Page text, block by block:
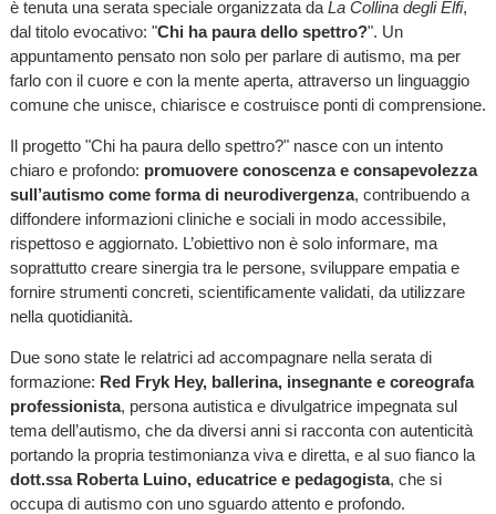
è tenuta una serata speciale organizzata da La Collina degli Elfi,
dal titolo evocativo: "Chi ha paura dello spettro?". Un
appuntamento pensato non solo per parlare di autismo, ma per
farlo con il cuore e con la mente aperta, attraverso un linguaggio
comune che unisce, chiarisce e costruisce ponti di comprensione.
Il progetto "Chi ha paura dello spettro?" nasce con un intento
chiaro e profondo: promuovere conoscenza e consapevolezza
sull’autismo come forma di neurodivergenza, contribuendo a
diffondere informazioni cliniche e sociali in modo accessibile,
rispettoso e aggiornato. L’obiettivo non è solo informare, ma
soprattutto creare sinergia tra le persone, sviluppare empatia e
fornire strumenti concreti, scientificamente validati, da utilizzare
nella quotidianità.
Due sono state le relatrici ad accompagnare nella serata di
formazione: Red Fryk Hey, ballerina, insegnante e coreografa
professionista, persona autistica e divulgatrice impegnata sul
tema dell’autismo, che da diversi anni si racconta con autenticità
portando la propria testimonianza viva e diretta, e al suo fianco la
dott.ssa Roberta Luino, educatrice e pedagogista, che si
occupa di autismo con uno sguardo attento e profondo.